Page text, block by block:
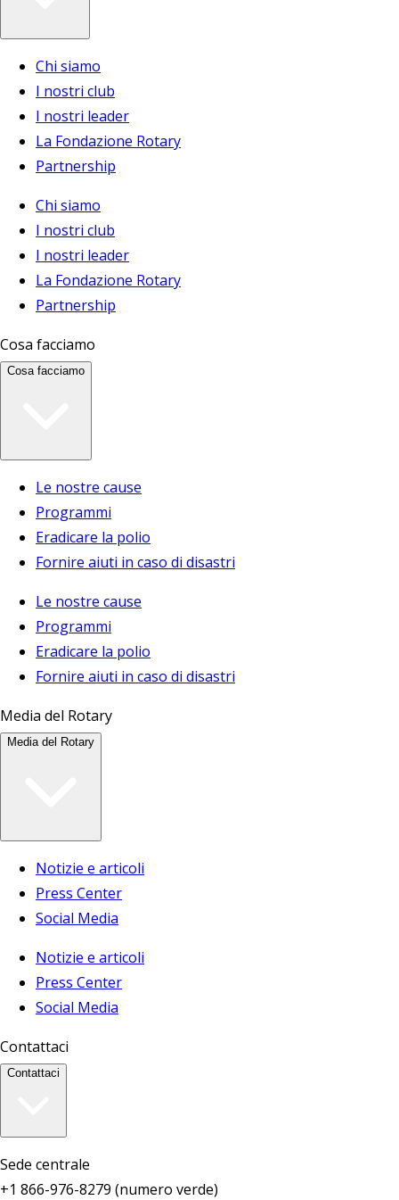
Chi siamo
I nostri club
I nostri leader
La Fondazione Rotary
Partnership
Chi siamo
I nostri club
I nostri leader
La Fondazione Rotary
Partnership
Cosa facciamo
Cosa facciamo
Le nostre cause
Programmi
Eradicare la polio
Fornire aiuti in caso di disastri
Le nostre cause
Programmi
Eradicare la polio
Fornire aiuti in caso di disastri
Media del Rotary
Media del Rotary
Notizie e articoli
Press Center
Social Media
Notizie e articoli
Press Center
Social Media
Contattaci
Contattaci
Sede centrale
+1 866-976-8279 (numero verde)